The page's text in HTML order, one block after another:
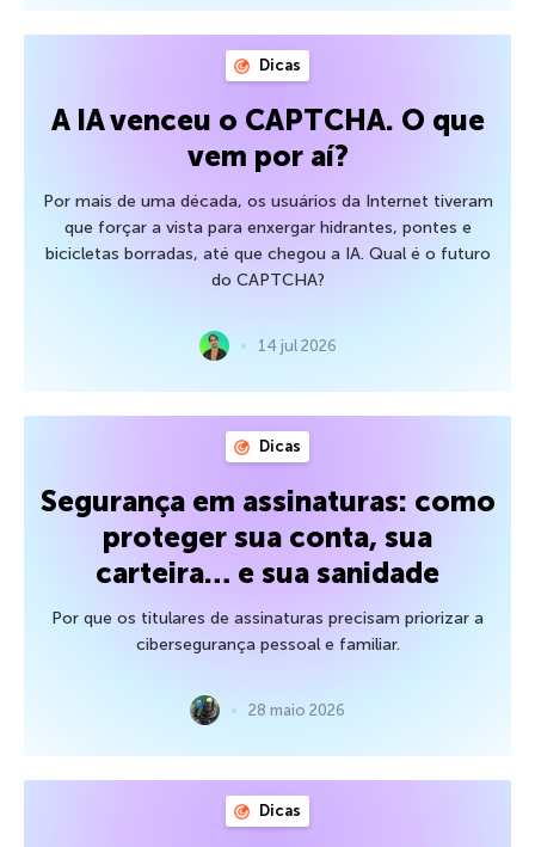
Dicas
A IA venceu o CAPTCHA. O que
vem por aí?
Por mais de uma década, os usuários da Internet tiveram
que forçar a vista para enxergar hidrantes, pontes e
bicicletas borradas, até que chegou a IA. Qual é o futuro
do CAPTCHA?
14 jul 2026
Dicas
Segurança em assinaturas: como
proteger sua conta, sua
carteira… e sua sanidade
Por que os titulares de assinaturas precisam priorizar a
cibersegurança pessoal e familiar.
28 maio 2026
Dicas